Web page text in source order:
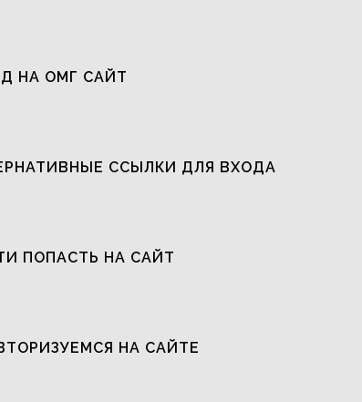
НА ОМГ САЙТ
ССЫЛКИ ДЛЯ ВХОДА
ПОПАСТЬ НА САЙТ
НА САЙТЕ